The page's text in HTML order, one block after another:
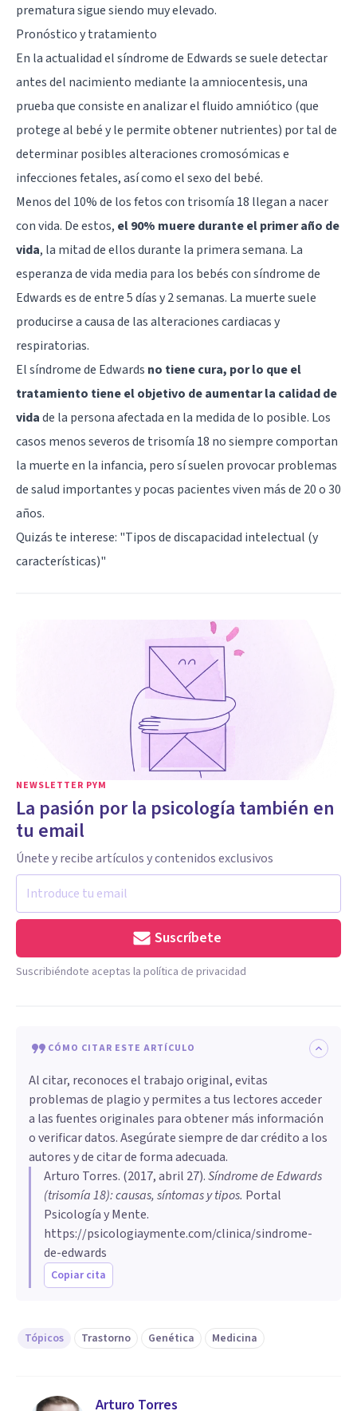
prematura sigue siendo muy elevado.
Pronóstico y tratamiento
En la actualidad el síndrome de Edwards se suele detectar
antes del nacimiento mediante la amniocentesis, una
prueba que consiste en analizar el fluido amniótico (que
protege al bebé y le permite obtener nutrientes) por tal de
determinar posibles alteraciones cromosómicas e
infecciones fetales, así como el sexo del bebé.
Menos del 10% de los fetos con trisomía 18 llegan a nacer
con vida. De estos, el 90% muere durante el primer año de
vida, la mitad de ellos durante la primera semana. La
esperanza de vida media para los bebés con síndrome de
Edwards es de entre 5 días y 2 semanas. La muerte suele
producirse a causa de las alteraciones cardiacas y
respiratorias.
El síndrome de Edwards no tiene cura, por lo que el
tratamiento tiene el objetivo de aumentar la calidad de
vidade la persona afectada en la medida de lo posible. Los
casos menos severos de trisomía 18 no siempre comportan
la muerte en la infancia, pero sí suelen provocar problemas
de salud importantes y pocas pacientes viven más de 20 o 30
años.
Quizás te interese: "Tipos de discapacidad intelectual (y
características)"
NEWSLETTER PYM
La pasión por la psicología también en
tu email
Únete y recibe artículos y contenidos exclusivos
Suscríbete
Suscribiéndote aceptas la política de privacidad
CÓMO CITAR ESTE ARTÍCULO
Al citar, reconoces el trabajo original, evitas
problemas de plagio y permites a tus lectores acceder
a las fuentes originales para obtener más información
o verificar datos. Asegúrate siempre de dar crédito a los
autores y de citar de forma adecuada.
Arturo Torres. (2017, abril 27).Síndrome de Edwards
(trisomía 18): causas, síntomas y tipos. Portal
Psicología y Mente.
https://psicologiaymente.com/clinica/sindrome-
de-edwards
Copiar cita
Tópicos Trastorno Genética Medicina
Arturo Torres